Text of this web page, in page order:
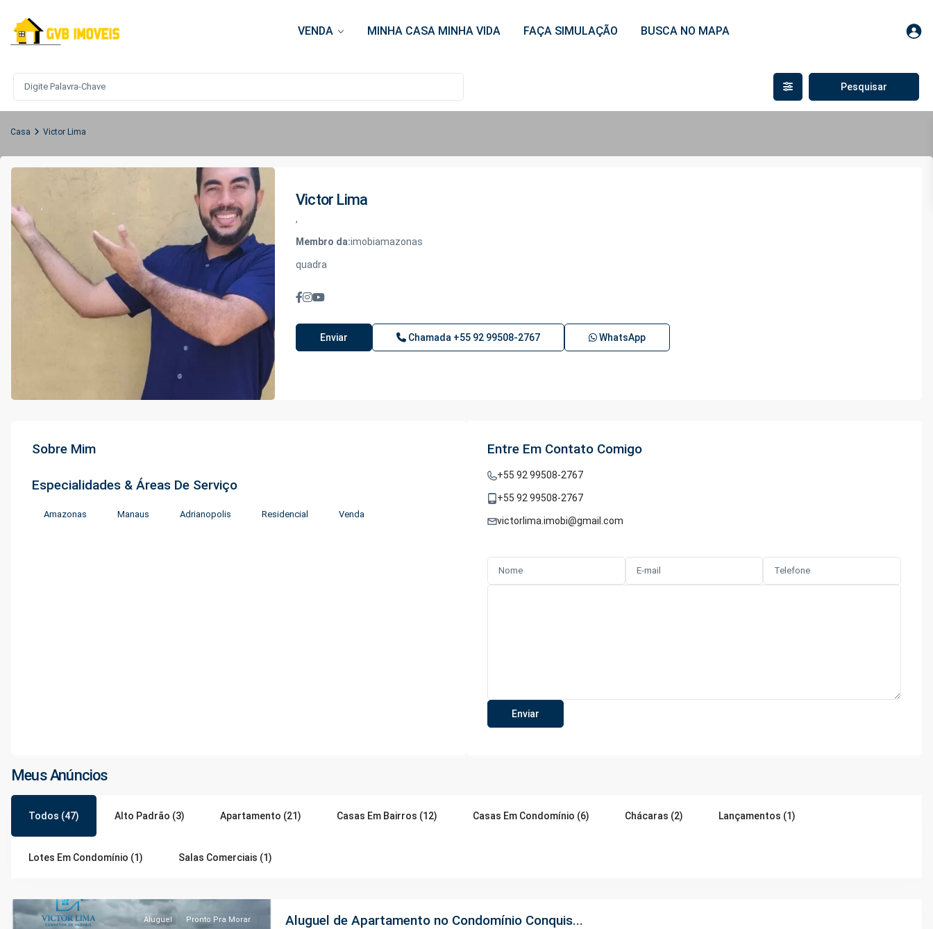
VENDA MINHA CASA MINHA VIDA FAÇA SIMULAÇÃO BUSCA NO MAPA
Casa Victor Lima
Victor Lima
,
Membro da:imobiamazonas
quadra
Enviar Chamada +55 92 99508-2767 WhatsApp
Sobre Mim
Especialidades & Áreas De Serviço
Amazonas Manaus Adrianopolis Residencial Venda
Entre Em Contato Comigo
+55 92 99508-2767
+55 92 99508-2767
victorlima.imobi@gmail.com
Meus Anúncios
Todos (47) Alto Padrão (3) Apartamento (21) Casas Em Bairros (12) Casas Em Condomínio (6) Chácaras (2) Lançamentos (1)
Lotes Em Condomínio (1) Salas Comerciais (1)
Negra ,
Aluguel Pronto Pra Morar Aluguel de Apartamento no Condomínio Conquis...